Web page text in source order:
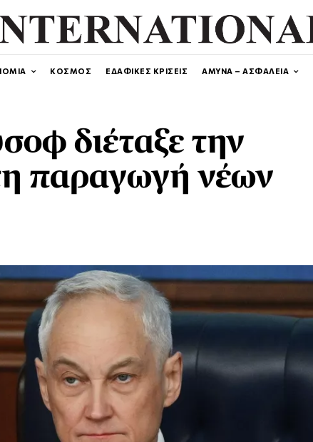
ΚΟΣΜΟΣ ΕΔΑΦΙΚΕΣ ΚΡΙΣΕΙΣ ΑΜΥΝΑ – ΑΣΦΑΛΕΙΑ
διέταξε την
παραγωγή νέων